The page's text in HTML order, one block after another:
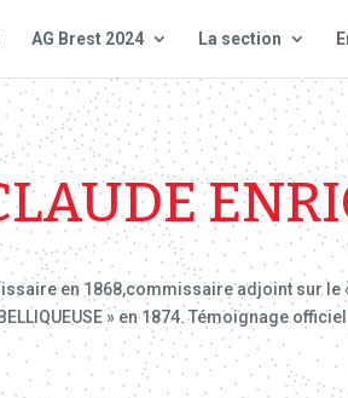
AG Brest 2024 La section
en 1868,commissaire adjoint sur le
» en 1874. Témoignage